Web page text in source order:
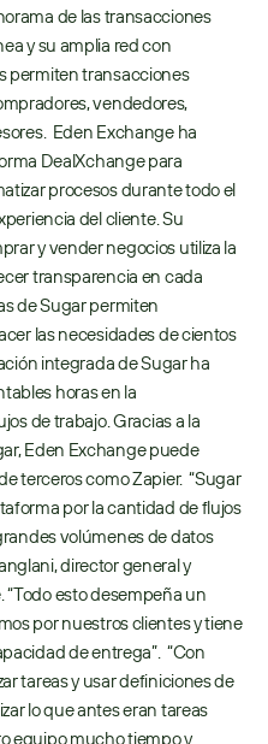
de las transacciones
y su amplia red con
permiten transacciones
vendedores,
Eden Exchange ha
DealXchange para
procesos durante todo el
del cliente. Su
y vender negocios utiliza la
transparencia en cada
de Sugar permiten
las necesidades de cientos
integrada de Sugar ha
horas en la
de trabajo. Gracias a la
Eden Exchange puede
terceros como Zapier.  “Sugar
por la cantidad de flujos
volúmenes de datos
director general y
esto desempeña un
por nuestros clientes y tiene
de entrega”.  “Con
tareas y usar definiciones de
lo que antes eran tareas
equipo mucho tiempo y